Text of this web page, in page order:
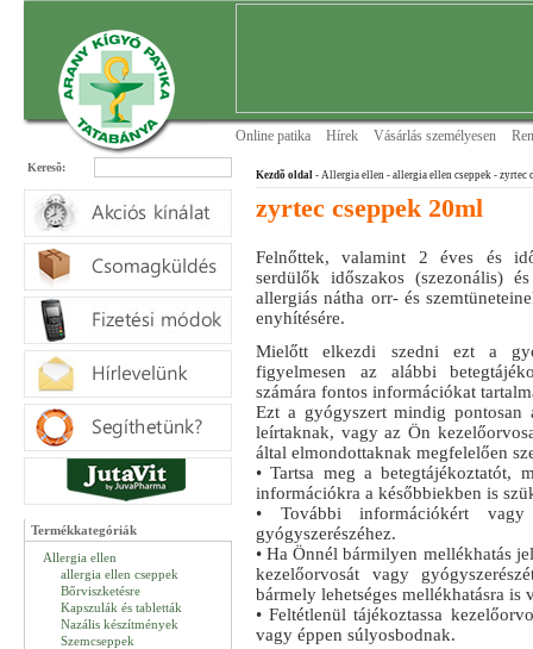
Online patika Hírek Vásárlás személyesen
Keresõ:
Termékkategóriák
Allergia ellen
allergia ellen cseppek
Bőrviszketésre
Kapszulák és tabletták
Nazális készítmények
Szemcseppek
Kezdõ oldal - Allergia ellen - allergia ellen cseppek - zyrtec
zyrtec cseppek 20ml
Felnőttek, valamint 2 éves és
serdülők időszakos (szezonális)
allergiás nátha orr- és
enyhítésére.
Mielőtt elkezdi szedni ezt a
figyelmesen az alábbi
számára fontos információkat
Ezt a gyógyszert mindig pontosan
leírtaknak, vagy az Ön
által elmondottaknak megfelelően
• Tartsa meg a betegtájékoztatót,
információkra a későbbiekben is
• További információkért vagy
gyógyszerészéhez.
• Ha Önnél bármilyen mellékhatás
kezelőorvosát vagy
bármely lehetséges mellékhatásra
• Feltétlenül tájékoztassa
vagy éppen súlyosbodnak.